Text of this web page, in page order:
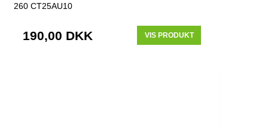
260 CT25AU10
190,00 DKK VIS PRODUKT